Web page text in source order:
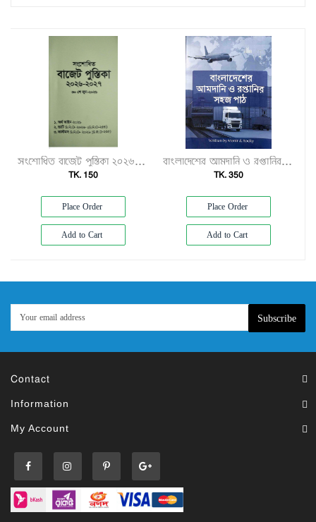
সংশোধিত বাজেট পুস্তিকা ২০২৬-২০২৭"
TK. 150
Place Order
Add to Cart
বাংলাদেশের আমদানি ও রপ্তানির সহজ পাঠ"
TK. 350
Place Order
Add to Cart
Subscribe
Contact
Information
My Account